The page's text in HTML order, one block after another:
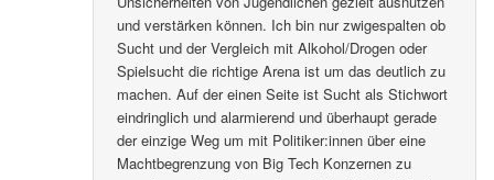
und verstärken können. Ich bin nur zwigespalten ob
Sucht und der Vergleich mit Alkohol/Drogen oder
Spielsucht die richtige Arena ist um das deutlich zu
machen. Auf der einen Seite ist Sucht als Stichwort
eindringlich und alarmierend und überhaupt gerade
der einzige Weg um mit Politiker:innen über eine
Machtbegrenzung von Big Tech Konzernen zu